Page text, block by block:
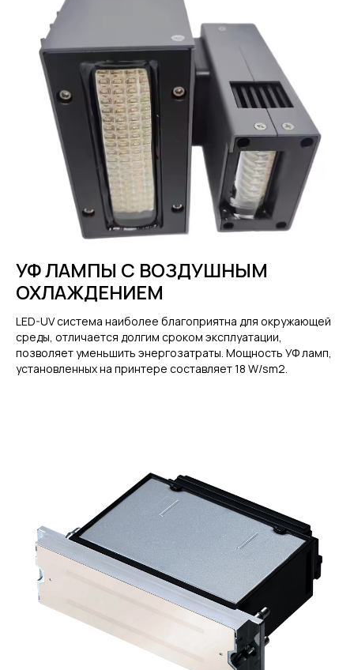
УФ ЛАМПЫ С ВОЗДУШНЫМ
ОХЛАЖДЕНИЕМ
LED-UV система наиболее благоприятна для окружающей
среды, отличается долгим сроком эксплуатации,
позволяет уменьшить энергозатраты. Мощность УФ ламп,
установленных на принтере составляет 18 W/sm2.